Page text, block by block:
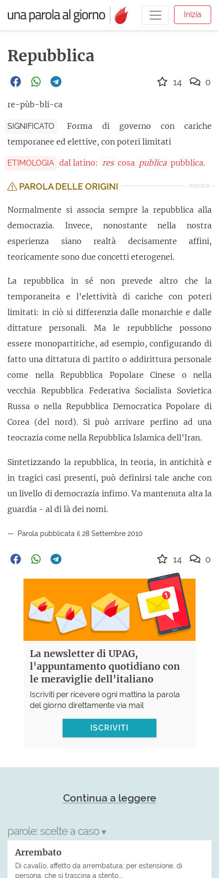
Inizia
Repubblica
re-pùb-bli-ca
SIGNIFICATO
Forma di governo con cariche
temporanee ed elettive, con poteri limitati
ETIMOLOGIA dal latino: res cosa publica pubblica.
PAROLA DELLE ORIGINI mostra
Normalmente si associa sempre la repubblica alla
democrazia. Invece, nonostante nella nostra
esperienza siano realtà decisamente affini,
teoricamente sono due concetti eterogenei.
La repubblica in sé non prevede altro che la
temporaneita e l’elettività di cariche con poteri
limitati: in ciò si differenzia dalle monarchie e dalle
dittature personali. Ma le repubbliche possono
essere monopartitiche, ad esempio, configurando di
fatto una dittatura di partito o addirittura personale
come nella Repubblica Popolare Cinese o nella
vecchia Repubblica Federativa Socialista Sovietica
Russa o nella Repubblica Democratica Popolare di
Corea (del nord). Si può arrivare perfino ad una
teocrazia come nella Repubblica Islamica dell’Iran.
Sintetizzando la repubblica, in teoria, in antichità e
in tragici casi presenti, può definirsi tale anche con
un livello di democrazia infimo. Va mantenuta alta la
guardia - al di là dei nomi.
Parola pubblicata il 28 Settembre 2010
14 0
14 0
La newsletter di UPAG,
l'appuntamento quotidiano con
le meraviglie dell'italiano
Iscriviti per ricevere ogni mattina la parola
del giorno direttamente via mail
ISCRIVITI
Continua a leggere
parole: scelte a caso ▾
Arrembato
Di cavallo, affetto da arrembatura; per estensione, di
persona, che si trascina a stento,…